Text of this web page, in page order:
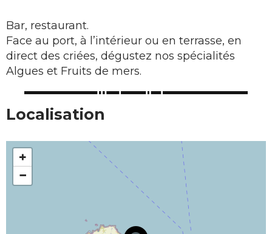
Bar, restaurant.
Face au port, à l’intérieur ou en terrasse, en
direct des criées, dégustez nos spécialités
Algues et Fruits de mers.
Localisation
+
−